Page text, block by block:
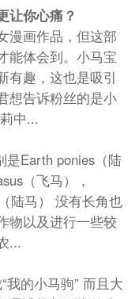
让你心痛？
漫画作品，但这部
能体会到。小马宝
有趣，这也是吸引
想告诉粉丝的是小
中...
是Earth ponies（陆
（飞马），
陆马） 没有长角也
物以及进行一些较
...
我的小马驹” 而且大